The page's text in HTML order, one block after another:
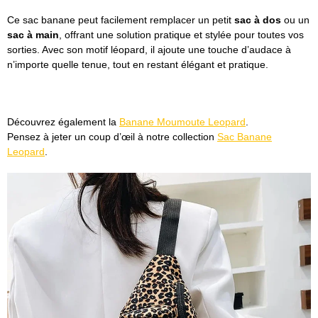
Ce sac banane peut facilement remplacer un petit sac à dos ou un
sac à main , offrant une solution pratique et stylée pour toutes vos
sorties. Avec son motif léopard, il ajoute une touche d’audace à
n’importe quelle tenue, tout en restant élégant et pratique.
Découvrez également la Banane Moumoute Leopard
Pensez à jeter un coup d’œil à notre collection Sac Banane
Leopard